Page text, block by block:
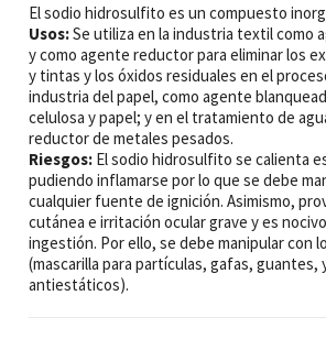
El sodio hidrosulfito es un compuesto
Usos:Se utiliza en la industria textil como
y como agente reductor para eliminar los
y tintas y los óxidos residuales en el
industria del papel, como agente
celulosa y papel; y en el tratamiento de
reductor de metales pesados.
Riesgos: El sodio hidrosulfito se calienta
pudiendo inflamarse por lo que se debe
cualquier fuente de ignición. Asimismo,
cutánea e irritación ocular grave y es
ingestión. Por ello, se debe manipular con
(mascarilla para partículas, gafas, guantes,
antiestáticos).